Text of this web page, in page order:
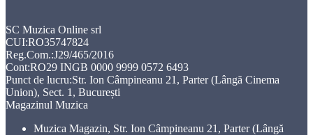
SC Muzica Online srl
CUI:RO35747824
Reg.Com.:J29/465/2016
Cont:RO29 INGB 0000 9999 0572 6493
Punct de lucru:Str. Ion Câmpineanu 21, Parter (Lângă Cinema
Union), Sect. 1, București
Magazinul Muzica
Muzica Magazin, Str. Ion Câmpineanu 21, Parter (Lângă